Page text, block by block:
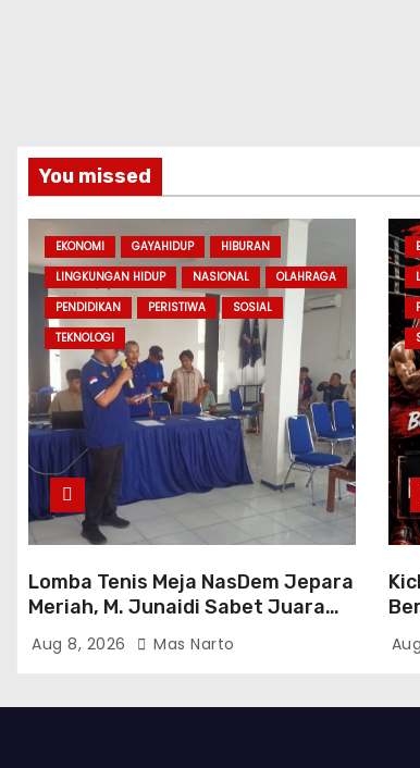
You missed
EKONOMI GAYAHIDUP
HIBURAN
LINGKUNGAN HIDUP
NASIONAL
OLAHRAGA
PENDIDIKAN
PERISTIWA
SOSIAL
TEKNOLOGI
Lomba Tenis Meja NasDem Jepara
Meriah, M. Junaidi Sabet Juara
Tunggal dan Ganda
Aug 8, 2026 Mas Narto